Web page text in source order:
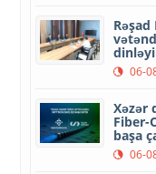
06-
Xəzər
Fiber-
başa
06-